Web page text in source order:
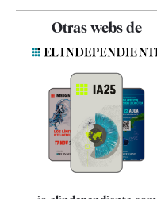
Contacto
Quiénes somos
Especificaciones
Otras webs de